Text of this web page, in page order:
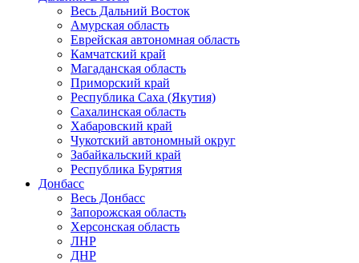
Весь Дальний Восток
Амурская область
Еврейская автономная область
Камчатский край
Магаданская область
Приморский край
Республика Саха (Якутия)
Сахалинская область
Хабаровский край
Чукотский автономный округ
Забайкальский край
Республика Бурятия
Донбасс
Весь Донбасс
Запорожская область
Херсонская область
ЛНР
ДНР